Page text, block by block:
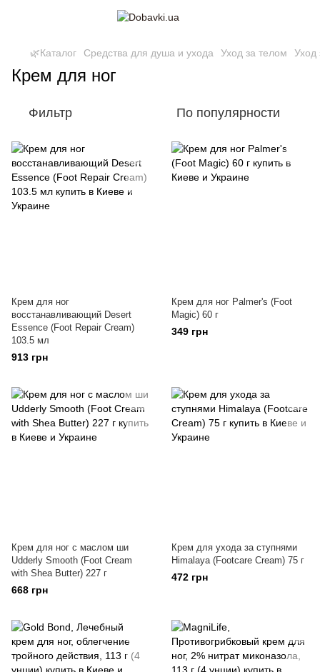
🌿Каталог Средства для душа и ухода Уход за телом Уход
Крем для ног
Фильтр По популярности
Крем для ног
восстанавливающий Desert
Essence (Foot Repair Cream)
103.5 мл
913 грн
Крем для ног Palmer's (Foot
Magic) 60 г
349 грн
Крем для ног с маслом ши
Udderly Smooth (Foot Cream
with Shea Butter) 227 г
668 грн
Крем для ухода за ступнями
Himalaya (Footcare Cream) 75 г
472 грн